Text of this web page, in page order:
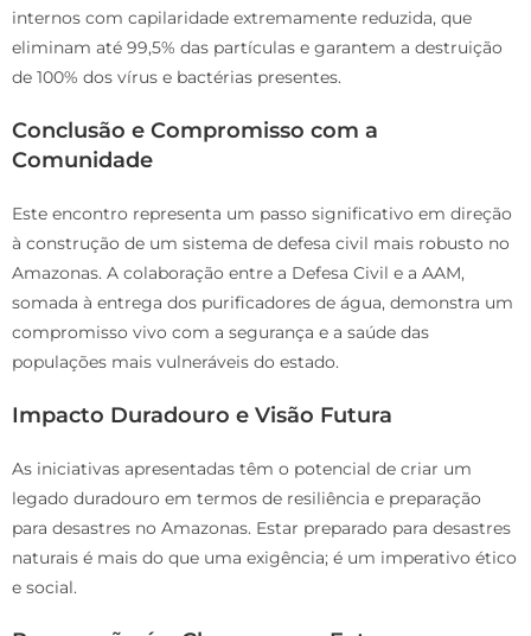
internos com capilaridade extremamente reduzida, que
eliminam até 99,5% das partículas e garantem a destruição
de 100% dos vírus e bactérias presentes.
Conclusão e Compromisso com a
Comunidade
Este encontro representa um passo significativo em direção
à construção de um sistema de defesa civil mais robusto no
Amazonas. A colaboração entre a Defesa Civil e a AAM,
somada à entrega dos purificadores de água, demonstra um
compromisso vivo com a segurança e a saúde das
populações mais vulneráveis do estado.
Impacto Duradouro e Visão Futura
As iniciativas apresentadas têm o potencial de criar um
legado duradouro em termos de resiliência e preparação
para desastres no Amazonas. Estar preparado para desastres
naturais é mais do que uma exigência; é um imperativo ético
e social.